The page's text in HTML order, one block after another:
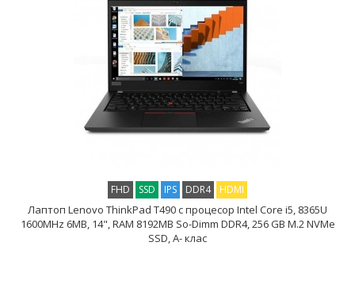
FHD SSD IPS DDR4 HDMI
Лаптоп Lenovo ThinkPad T490 с процесор Intel Core i5, 8365U
1600MHz 6MB, 14", RAM 8192MB So-Dimm DDR4, 256 GB M.2 NVMe
SSD, A- клас